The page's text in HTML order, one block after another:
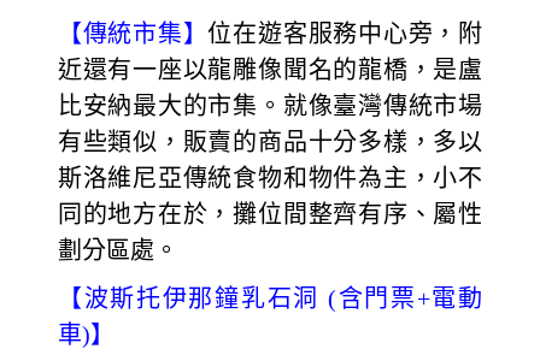
【傳統市集】 位在遊客服務中心旁，附
近還有一座以龍雕像聞名的龍橋，是盧
比安納最大的市集。就像臺灣傳統市場
有些類似，販賣的商品十分多樣，多以
斯洛維尼亞傳統食物和物件為主，小不
同的地方在於，攤位間整齊有序、屬性
劃分區處。
【波斯托伊那鐘乳石洞 (含門票+電動
車)】